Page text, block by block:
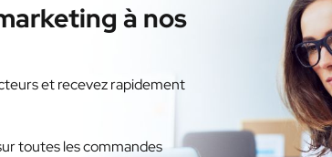
à nos
et recevez rapidement
toutes les commandes